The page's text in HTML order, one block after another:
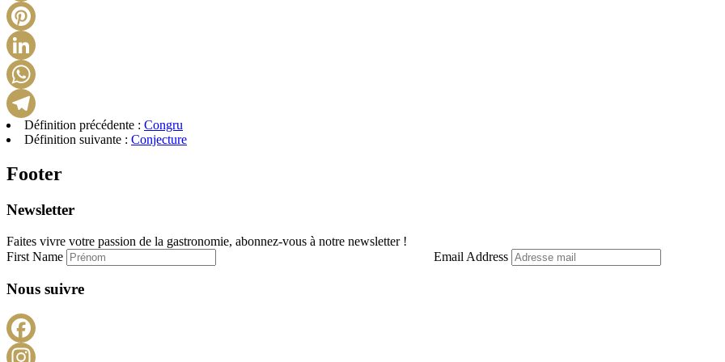
Définition précédente : Congru
Définition suivante : Conjecture
Footer
Newsletter
Faites vivre votre passion de la gastronomie, abonnez-vous à notre newsletter !
First Name
Email Address
Nous suivre